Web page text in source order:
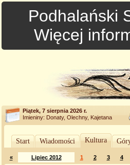
Podhalański
Więcej
Piątek, 7 sierpnia 2026 r.
Imieniny: Donaty, Olechny, Kajetana
Start Wiadomości Kultura
« Lipiec 2012 1 2 3 4